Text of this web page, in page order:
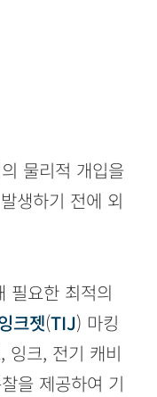
물리적 개입을
생하기 전에 외
필요한 최적의
크젯(TIJ) 마킹
잉크, 전기 캐비
을 제공하여 기